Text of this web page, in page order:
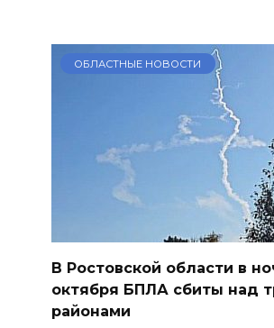
ОБЛАСТНЫЕ НОВОСТИ
В Ростовской области в
октября БПЛА сбиты над
районами